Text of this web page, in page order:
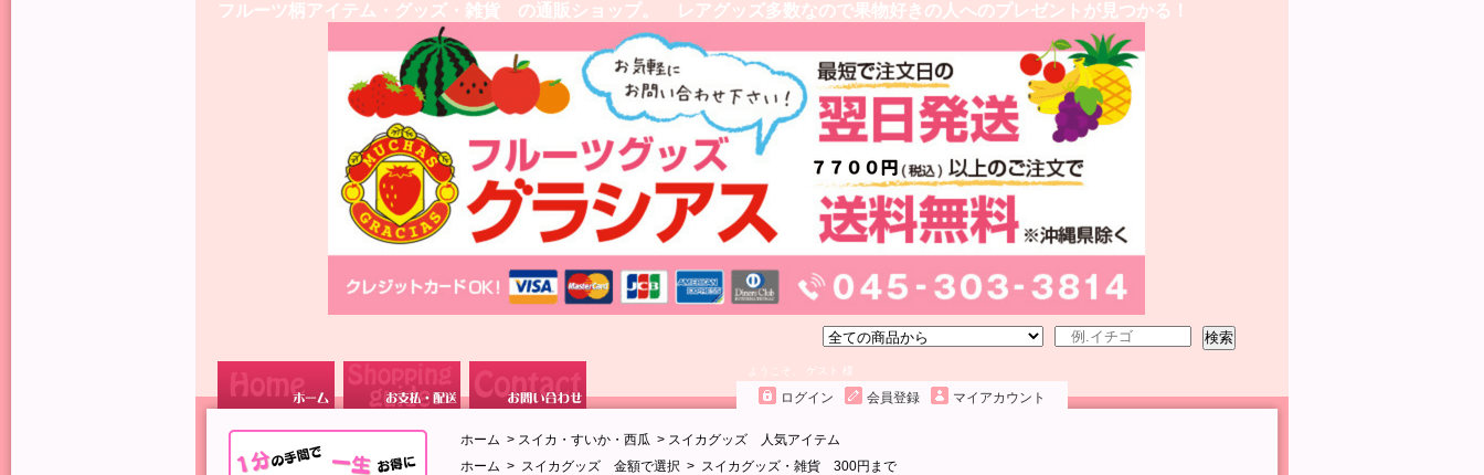
フルーツ柄アイテム・グッズ・雑貨 の通販ショップ。 レアグッズ多数なので果物好きの人へのプレゼントが見つかる！
検索
ようこそ、 ゲスト 様
ログイン 会員登録 マイアカウント
ホーム > スイカ・すいか・西瓜 > スイカグッズ 人気アイテム
ホーム > スイカグッズ 金額で選択 > スイカグッズ・雑貨 300円まで